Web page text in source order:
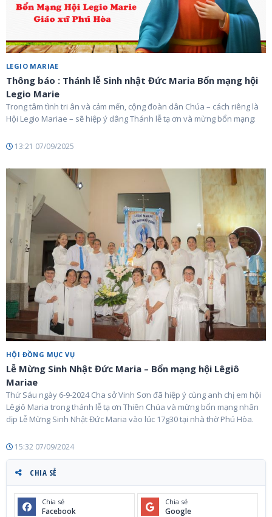
LEGIO MARIAE
Thông báo : Thánh lễ Sinh nhật Đức Maria Bổn mạng hội
Legio Marie
Trong tâm tình tri ân và cảm mến, cộng đoàn dân Chúa – cách riêng là
Hội Legio Mariae – sẽ hiệp ý dâng Thánh lễ tạ ơn và mừng bổn mạng:
13:21 07/09/2025
HỘI ĐỒNG MỤC VỤ
Lễ Mừng Sinh Nhật Đức Maria – Bổn mạng hội Lêgiô
Mariae
Thứ Sáu ngày 6-9-2024 Cha sở Vinh Sơn đã hiệp ý cùng anh chị em hội
Lêgiô Maria trong thánh lễ tạ ơn Thiên Chúa và mừng bổn mạng nhân
dịp Lễ Mừng Sinh Nhật Đức Maria vào lúc 17g30 tại nhà thờ Phú Hòa.
15:32 07/09/2024
CHIA SẺ
Chia sẻ
Facebook
Chia sẻ
Google